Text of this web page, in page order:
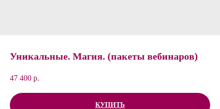
Уникальные. Магия. (пакеты вебинаров)
47 400 р.
КУПИТЬ